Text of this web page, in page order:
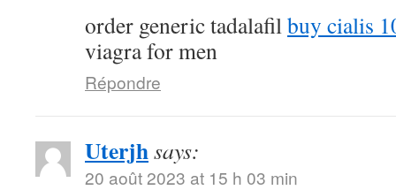
order generic tadalafilbuy cialis
viagra for men
Répondre
Uterjhsays:
20 août 2023 at 15 h 03 min